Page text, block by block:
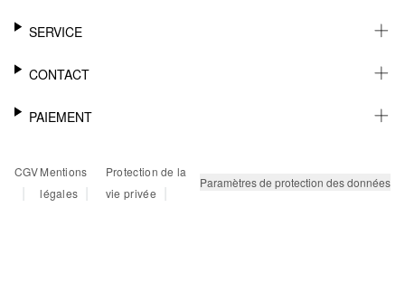
CARRIÈRE
SERVICE
NEWSLETTER
MÉMO
RETOURS
FAQ
CONTACT
AIDE
PAIEMENT
PAYPAL
CARTE BANCAIRE
CGV
|
Mentions
légales |
Protection de la
vie privée
| Paramètres de protection des données